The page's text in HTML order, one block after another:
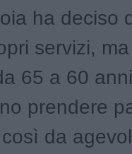
ha deciso
servizi,
65 a 60
prendere
da